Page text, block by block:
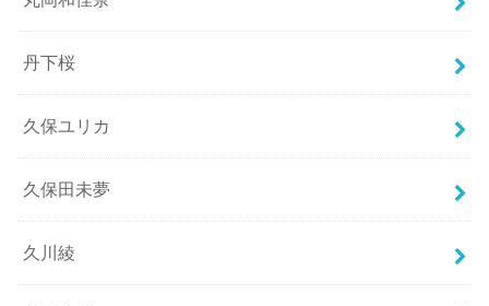
丹下桜
久保ユリカ
久保田未夢
久川綾